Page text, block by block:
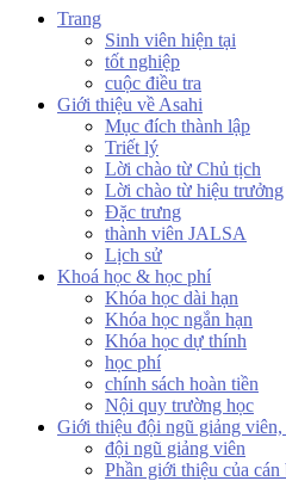
Trang
Sinh viên hiện tại
tốt nghiệp
cuộc điều tra
Giới thiệu về Asahi
Mục đích thành lập
Triết lý
Lời chào từ Chủ tịch
Lời chào từ hiệu trưởng
Đặc trưng
thành viên JALSA
Lịch sử
Khoá học & học phí
Khóa học dài hạn
Khóa học ngắn hạn
Khóa học dự thính
học phí
chính sách hoàn tiền
Nội quy trường học
Giới thiệu đội ngũ giảng viên,
đội ngũ giảng viên
Phần giới thiệu của cán